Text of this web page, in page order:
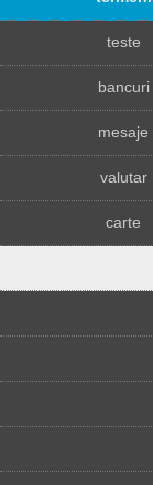
teste
bancuri
mesaje
valutar
carte